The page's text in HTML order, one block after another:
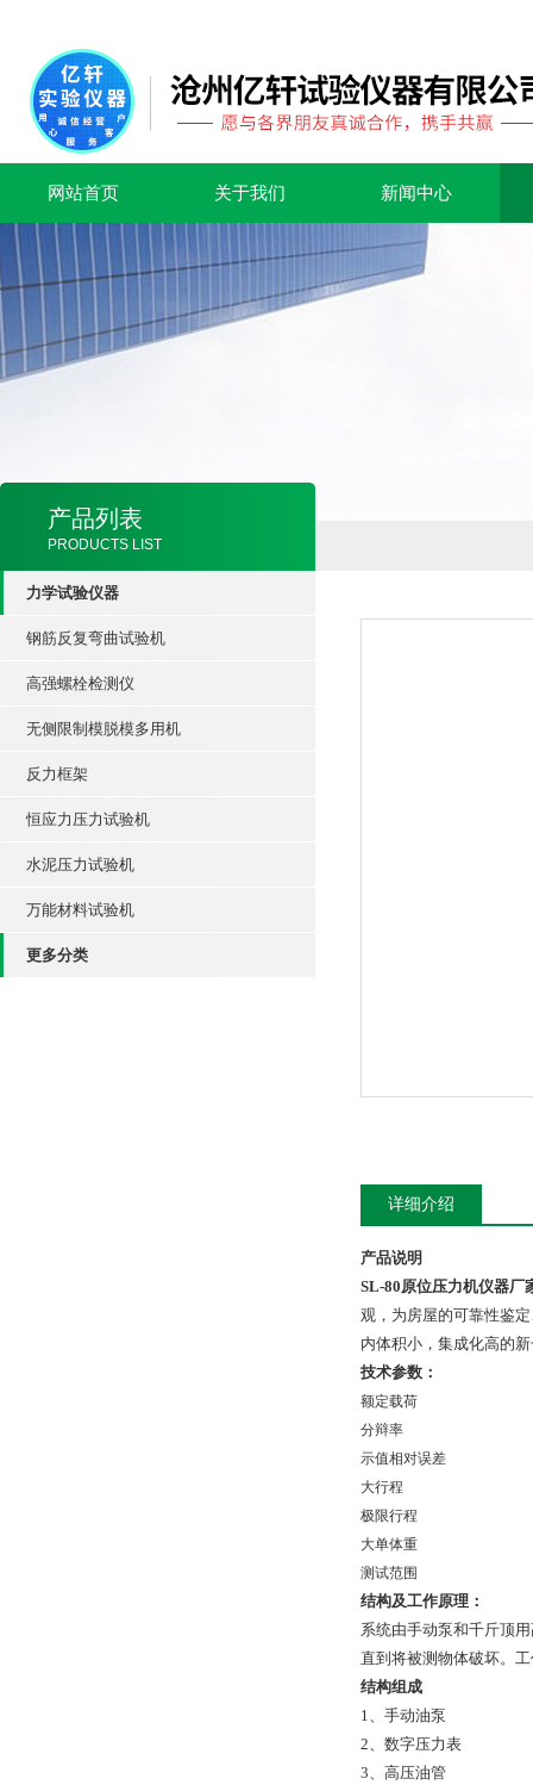
网站首页 关于我们 新闻中心
产品列表
PRODUCTS LIST
力学试验仪器
钢筋反复弯曲试验机
高强螺栓检测仪
无侧限制模脱模多用机
反力框架
恒应力压力试验机
水泥压力试验机
万能材料试验机
更多分类
详细介绍
产品说明
SL-80原位压力机仪器厂
观，为房屋的可靠性鉴
内体积小，集成化高的
技术参数：
额定载荷
分辩率
示值相对误差
大行程
极限行程
大单体重
测试范围
结构及工作原理：
系统由手动泵和千斤顶
直到将被测物体破坏。
结构组成
1、手动油泵
2、数字压力表
3、高压油管